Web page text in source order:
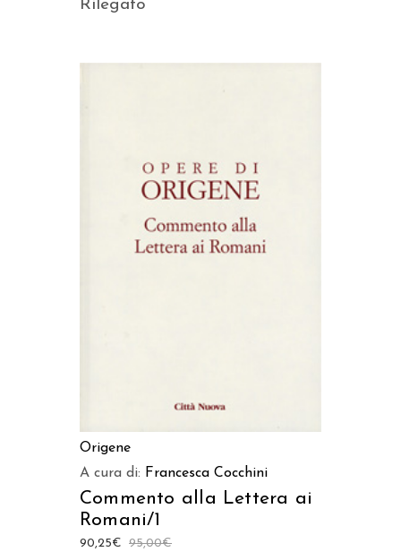
Rilegato
AGGIUNGI AL CARRELLO
Origene
A cura di: Francesca Cocchini
Commento alla Lettera ai
Romani/1
95,00€
90,25€